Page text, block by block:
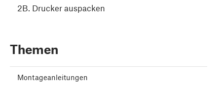
2B. Drucker auspacken
Themen
Montageanleitungen